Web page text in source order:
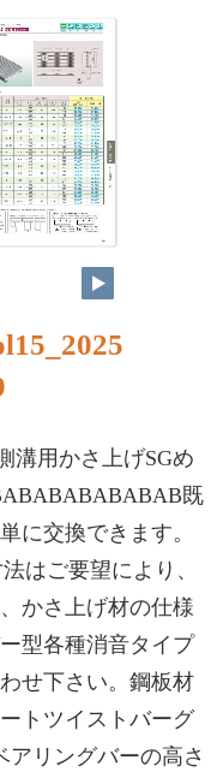
溝用かさ上げSGめ
既
に交換できます。
はご要望により、
かさ上げ材の仕様
型各種消音タイプ
せ下さい。鋼板材
トツイストバーグ
アリングバーの高さ